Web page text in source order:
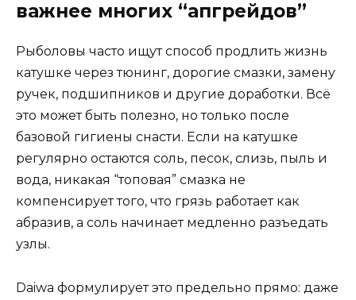
важнее многих “апгрейдов”
Рыболовы часто ищут способ продлить жизнь
катушке через тюнинг, дорогие смазки, замену
ручек, подшипников и другие доработки. Всё
это может быть полезно, но только после
базовой гигиены снасти. Если на катушке
регулярно остаются соль, песок, слизь, пыль и
вода, никакая “топовая” смазка не
компенсирует того, что грязь работает как
абразив, а соль начинает медленно разъедать
узлы.
Daiwa формулирует это предельно прямо: даже